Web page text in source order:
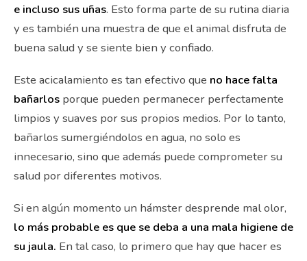
e incluso sus uñas. Esto forma parte de su rutina diaria
y es también una muestra de que el animal disfruta de
buena salud y se siente bien y confiado.
Este acicalamiento es tan efectivo que no hace falta
bañarlos porque pueden permanecer perfectamente
limpios y suaves por sus propios medios. Por lo tanto,
bañarlos sumergiéndolos en agua, no solo es
innecesario, sino que además puede comprometer su
salud por diferentes motivos.
Si en algún momento un hámster desprende mal olor,
lo más probable es que se deba a una mala higiene de
su jaula. En tal caso, lo primero que hay que hacer es